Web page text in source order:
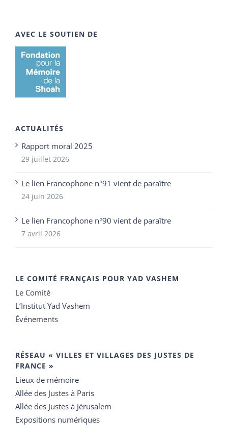
AVEC LE SOUTIEN DE
ACTUALITÉS
Rapport moral 2025
29 juillet 2026
Le lien Francophone n°91 vient de paraître
24 juin 2026
Le lien Francophone n°90 vient de paraître
7 avril 2026
LE COMITÉ FRANÇAIS POUR YAD VASHEM
Le Comité
L’Institut Yad Vashem
Événements
RÉSEAU « VILLES ET VILLAGES DES JUSTES DE
FRANCE »
Lieux de mémoire
Allée des Justes à Paris
Allée des Justes à Jérusalem
Expositions numériques